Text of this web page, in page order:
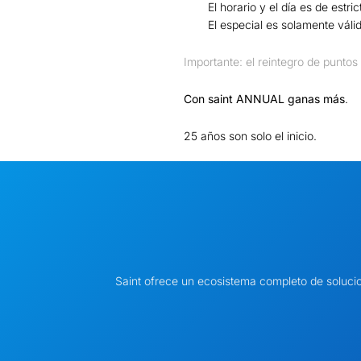
El horario y el día es de
El especial es solamente
Importante: el reintegro de
Con saint ANNUAL ganas más.
25 años son solo el inicio.
Saint ofrece un ecosistema completo de